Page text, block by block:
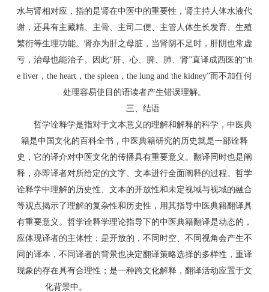
水与肾相对应，指的是肾在中医中的重要性，肾主持人体水液代
谢，还具有主藏精、主骨、主司二便、主管人体生长发育、生殖
繁衍等生理功能。肾亦为肝之母脏，当肾阴不足时，肝阴也常虚
亏，治母也能治子。因此“肝、心、脾、肺、肾”直译成西医的“th
e liver，the heart，the spleen，the lung and the kidney”而不加任何
处理容易使目的语读者产生错误理解。
三、结语
哲学诠释学是指对于文本意义的理解和解释的科学，中医典
籍是中国文化的百科全书，中医典籍研究的历史就是一部诠释
史，它的译介对中医文化的传播具有重要意义。翻译同时也是阐
释，亦即译者对所给定的文字、文本进行全面阐释的过程。哲学
诠释学中理解的历史性、文本的开放性和未定视域与视域的融合
等观点揭示了理解的复杂性和历史性，用其指导中医典籍翻译具
有重要意义。哲学诠释学理论指导下的中医典籍翻译是动态的，
应体现译者的主体性；是开放的，不同时空、不同视角会产生不
同的译本，不同译者的背景也决定翻译策略选择的多样性，重译
现象的存在具有合理性；是一种跨文化解释，翻译活动应置于文
化背景中。